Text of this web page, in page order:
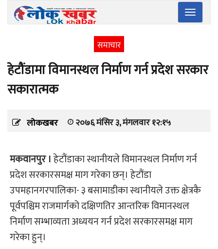
Toggle
समाचार
हेटौंडामा विमानस्थल निर्माण गर्न प्रदेश सरकार
सकारात्मक
लोकखबर २०७६ मंसिर ३, मंगलवार १२:१५
मकवानपुर ।हेटौंडाका स्थानीयले विमानस्थल निर्माण गर्न
प्रदेश सरकारसमक्ष माग गरेका छन्। हेटौंडा
उपमहानगरपालिका- ३ बसामाडीका स्थानीयले उक्त क्षेत्रकै
पूर्वपश्चिम राजमार्गको दक्षिणतिर आन्तरिक विमानस्थल
निर्माण सम्भाव्यता अध्ययन गर्न प्रदेश सरकारसमक्ष माग
गरेका हुन्।